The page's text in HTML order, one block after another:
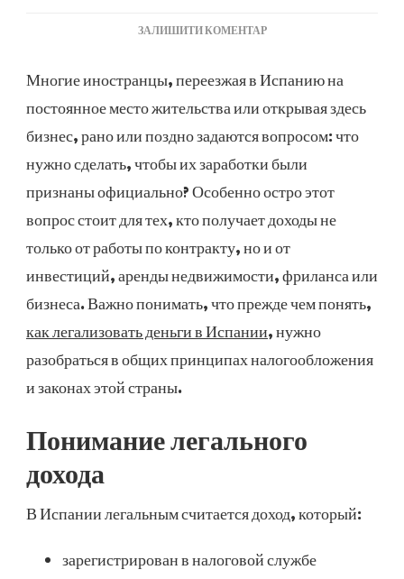
ЗАЛИШИТИ КОМЕНТАРДО
ДОХОДЫ
В
Многие иностранцы, переезжая в Испанию на
постоянное место жительства или открывая здесь
бизнес, рано или поздно задаются вопросом: что
нужно сделать, чтобы их заработки были
признаны официально? Особенно остро этот
вопрос стоит для тех, кто получает доходы не
только от работы по контракту, но и от
инвестиций, аренды недвижимости, фриланса или
бизнеса. Важно понимать, что прежде чем понять,
как легализовать деньги в Испании, нужно
разобраться в общих принципах налогообложения
и законах этой страны.
Понимание легального
дохода
В Испании легальным считается доход, который:
зарегистрирован в налоговой службе